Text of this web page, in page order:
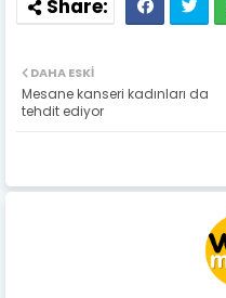
DAHA ESKI
Mesane kanseri kadınları da
tehdit ediyor